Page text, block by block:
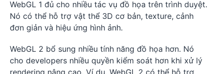
WebGL 1 đủ cho nhiều tác vụ đồ họa trên trình duyệt.
Nó có thể hỗ trợ vật thể 3D cơ bản, texture, cảnh
đơn giản và hiệu ứng hình ảnh.
WebGL 2 bổ sung nhiều tính năng đồ họa hơn. Nó
cho developers nhiều quyền kiểm soát hơn khi xử lý